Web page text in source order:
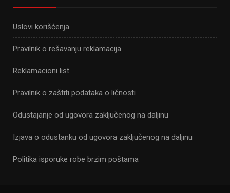
Uslovi korišćenja
Pravilnik o rešavanju reklamacija
Reklamacioni list
Pravilnik o zaštiti podataka o ličnosti
Odustajanje od ugovora zaključenog na daljinu
Izjava o odustanku od ugovora zaključenog na daljinu
Politika isporuke robe brzim poštama